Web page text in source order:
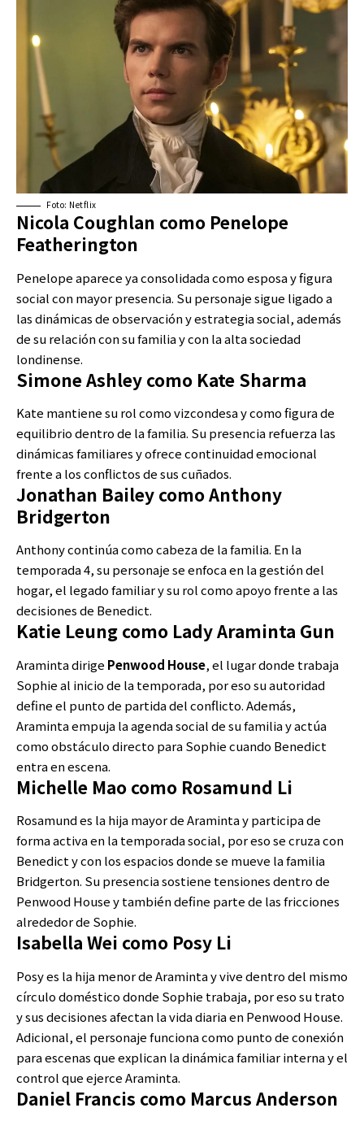
Foto: Netflix
Nicola Coughlan como Penelope
Featherington
Penelope aparece ya consolidada como esposa y figura
social con mayor presencia. Su personaje sigue ligado a
las dinámicas de observación y estrategia social, además
de su relación con su familia y con la alta sociedad
londinense.
Simone Ashley como Kate Sharma
Kate mantiene su rol como vizcondesa y como figura de
equilibrio dentro de la familia. Su presencia refuerza las
dinámicas familiares y ofrece continuidad emocional
frente a los conflictos de sus cuñados.
Jonathan Bailey como Anthony
Bridgerton
Anthony continúa como cabeza de la familia. En la
temporada 4, su personaje se enfoca en la gestión del
hogar, el legado familiar y su rol como apoyo frente a las
decisiones de Benedict.
Katie Leung como Lady Araminta Gun
Araminta dirige Penwood House, el lugar donde trabaja
Sophie al inicio de la temporada, por eso su autoridad
define el punto de partida del conflicto. Además,
Araminta empuja la agenda social de su familia y actúa
como obstáculo directo para Sophie cuando Benedict
entra en escena.
Michelle Mao como Rosamund Li
Rosamund es la hija mayor de Araminta y participa de
forma activa en la temporada social, por eso se cruza con
Benedict y con los espacios donde se mueve la familia
Bridgerton. Su presencia sostiene tensiones dentro de
Penwood House y también define parte de las fricciones
alrededor de Sophie.
Isabella Wei como Posy Li
Posy es la hija menor de Araminta y vive dentro del mismo
círculo doméstico donde Sophie trabaja, por eso su trato
y sus decisiones afectan la vida diaria en Penwood House.
Adicional, el personaje funciona como punto de conexión
para escenas que explican la dinámica familiar interna y el
control que ejerce Araminta.
Daniel Francis como Marcus Anderson